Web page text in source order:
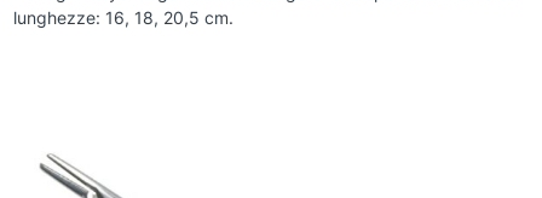
lunghezze: 16, 18, 20,5 cm.